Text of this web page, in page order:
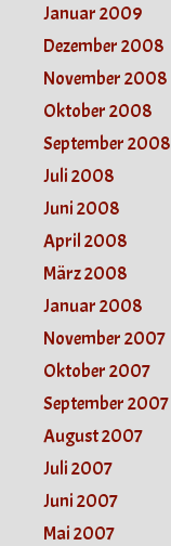
Januar 2009
Dezember 2008
November 2008
Oktober 2008
September 2008
Juli 2008
Juni 2008
April 2008
März 2008
Januar 2008
November 2007
Oktober 2007
September 2007
August 2007
Juli 2007
Juni 2007
Mai 2007